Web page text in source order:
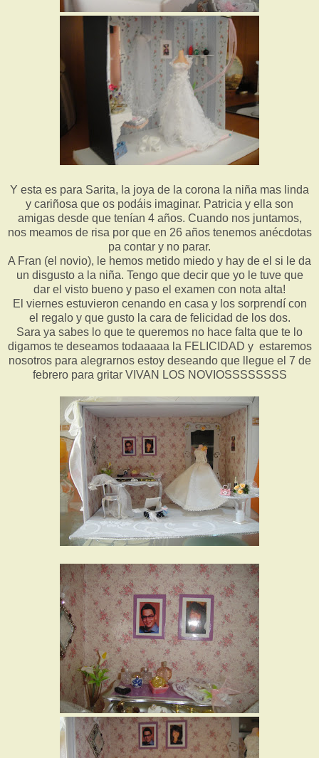
Y esta es para Sarita, la joya de la corona la niña mas linda
y cariñosa que os podáis imaginar. Patricia y ella son
amigas desde que tenían 4 años. Cuando nos juntamos,
nos meamos de risa por que en 26 años tenemos anécdotas
pa contar y no parar.
A Fran (el novio), le hemos metido miedo y hay de el si le da
un disgusto a la niña. Tengo que decir que yo le tuve que
dar el visto bueno y paso el examen con nota alta!
El viernes estuvieron cenando en casa y los sorprendí con
el regalo y que gusto la cara de felicidad de los dos.
Sara ya sabes lo que te queremos no hace falta que te lo
digamos te deseamos todaaaaa la FELICIDAD y estaremos
nosotros para alegrarnos estoy deseando que llegue el 7 de
febrero para gritar VIVAN LOS NOVIOSSSSSSSS